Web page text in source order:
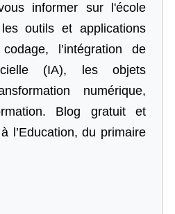
informer sur l'école
outils et applications
l’intégration de
(IA), les objets
numérique,
Blog gratuit et
l’Education, du primaire